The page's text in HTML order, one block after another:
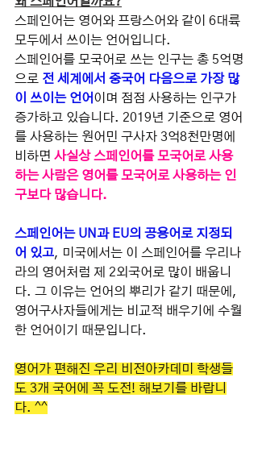
스페인어는 영어와 프랑스어와 같이 6대륙
모두에서 쓰이는 언어입니다.
스페인어를 모국어로 쓰는 인구는 총 5억명
으로 전 세계에서 중국어 다음으로 가장 많
이 쓰이는 언어 이며 점점 사용하는 인구가
증가하고 있습니다. 2019년 기준으로 영어
를 사용하는 원어민 구사자 3억8천만명에
비하면 사실상 스페인어를 모국어로 사용
하는 사람은 영어를 모국어로 사용하는 인
구보다 많습니다.
스페인어는 UN과 EU의 공용어로 지정되
어 있고, 미국에서는 이 스페인어를 우리나
라의 영어처럼 제 2외국어로 많이 배웁니
다. 그 이유는 언어의 뿌리가 같기 때문에,
영어구사자들에게는 비교적 배우기에 수월
한 언어이기 때문입니다.
영어가 편해진 우리 비전아카데미 학생들
도 3개 국어에 꼭 도전! 해보기를 바랍니
다. ^^